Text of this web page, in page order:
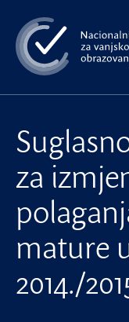
na
glavni
sadržaj
za
mature
2014./